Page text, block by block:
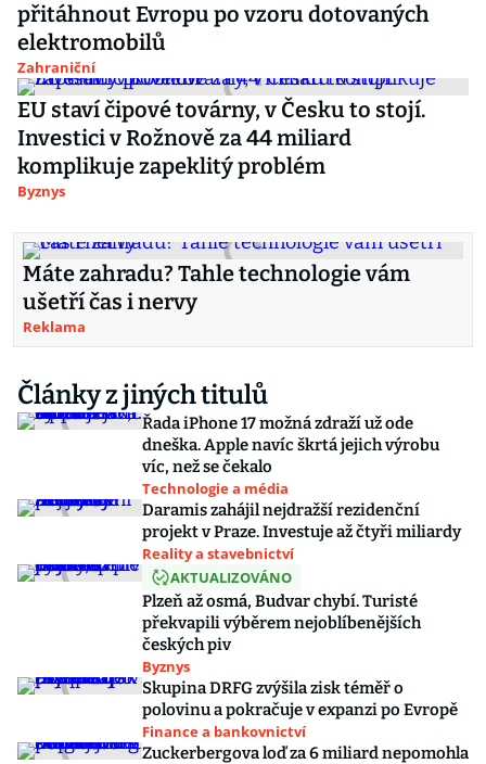
přitáhnout Evropu po vzoru dotovaných
elektromobilů
Zahraniční
EU staví čipové továrny, v Česku to stojí.
Investici v Rožnově za 44 miliard
komplikuje zapeklitý problém
Byznys
Máte zahradu? Tahle technologie vám
ušetří čas i nervy
Reklama
Články z jiných titulů
Řada iPhone 17 možná zdraží už ode
dneška. Apple navíc škrtá jejich výrobu
víc, než se čekalo
Technologie a média
Daramis zahájil nejdražší rezidenční
projekt v Praze. Investuje až čtyři miliardy
Reality a stavebnictví
AKTUALIZOVÁNO
Plzeň až osmá, Budvar chybí. Turisté
překvapili výběrem nejoblíbenějších
českých piv
Byznys
Skupina DRFG zvýšila zisk téměř o
polovinu a pokračuje v expanzi po Evropě
Finance a bankovnictví
Zuckerbergova loď za 6 miliard nepomohla